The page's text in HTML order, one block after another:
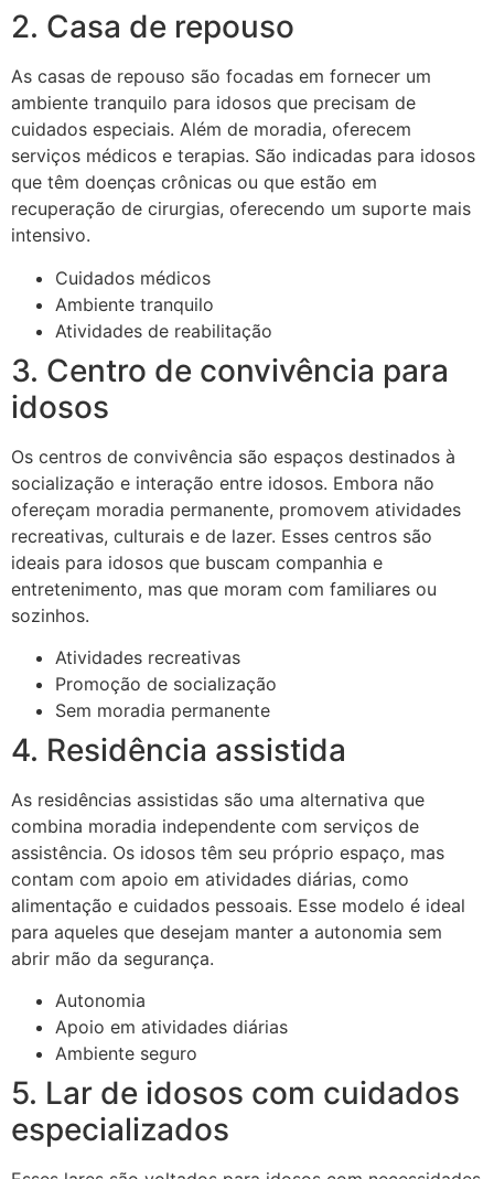
2. Casa de repouso
As casas de repouso são focadas em fornecer um
ambiente tranquilo para idosos que precisam de
cuidados especiais. Além de moradia, oferecem
serviços médicos e terapias. São indicadas para idosos
que têm doenças crônicas ou que estão em
recuperação de cirurgias, oferecendo um suporte mais
intensivo.
Cuidados médicos
Ambiente tranquilo
Atividades de reabilitação
3. Centro de convivência para
idosos
Os centros de convivência são espaços destinados à
socialização e interação entre idosos. Embora não
ofereçam moradia permanente, promovem atividades
recreativas, culturais e de lazer. Esses centros são
ideais para idosos que buscam companhia e
entretenimento, mas que moram com familiares ou
sozinhos.
Atividades recreativas
Promoção de socialização
Sem moradia permanente
4. Residência assistida
As residências assistidas são uma alternativa que
combina moradia independente com serviços de
assistência. Os idosos têm seu próprio espaço, mas
contam com apoio em atividades diárias, como
alimentação e cuidados pessoais. Esse modelo é ideal
para aqueles que desejam manter a autonomia sem
abrir mão da segurança.
Autonomia
Apoio em atividades diárias
Ambiente seguro
5. Lar de idosos com cuidados
especializados